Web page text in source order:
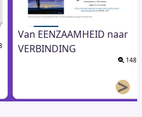
Van EENZAAMHEID naar
VERBINDING
148
>